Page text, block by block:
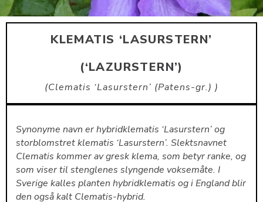
KONTAKT
KLEMATIS ‘LASURSTERN’
(‘LAZURSTERN’)
Clematis ‘Lasurstern’ (Patens-gr.)
Synonyme navn er hybridklematis ‘Lasurstern’ og
storblomstret klematis ‘Lasurstern’. Slektsnavnet
Clematis kommer av gresk klema, som betyr ranke, og
som viser til stenglenes slyngende voksemåte. I
Sverige kalles planten hybridklematis og i England blir
den også kalt Clematis-hybrid.